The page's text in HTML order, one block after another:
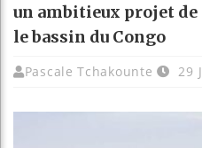
un ambitieux projet de
le bassin du Congo
Pascale Tchakounte 29